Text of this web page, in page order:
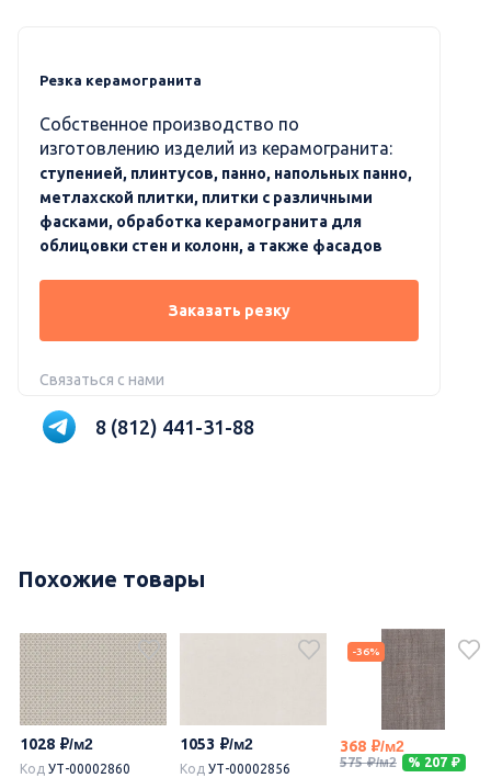
Резка керамогранита
Собственное производство по
изготовлению изделий из керамогранита:
ступенией, плинтусов, панно, напольных панно,
метлахской плитки, плитки с различными
фасками, обработка керамогранита для
облицовки стен и колонн, а также фасадов
Заказать резку
Связаться с нами
8 (812) 441-31-88
Похожие товары
1028
Код УТ-00002860
1053
Код УТ-00002856
-36%
368
575
% 207